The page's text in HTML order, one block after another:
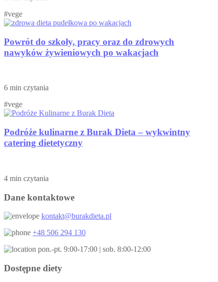
#vege
Powrót do szkoły, pracy oraz do zdrowych
nawyków żywieniowych po wakacjach
6 min czytania
#vege
Podróże kulinarne z Burak Dieta – wykwintny
catering dietetyczny
4 min czytania
Dane kontaktowe
kontakt@burakdieta.pl
+48 506 294 130
pon.-pt. 9:00-17:00 | sob. 8:00-12:00
Dostępne diety